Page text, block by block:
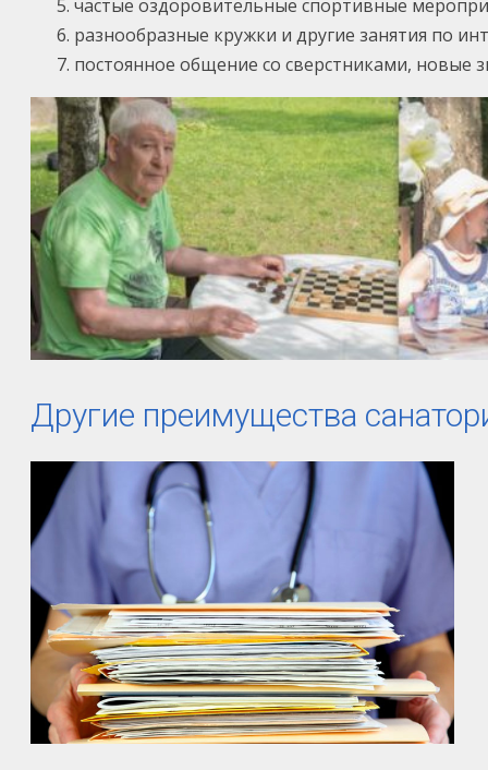
частые оздоровительные спортивные
разнообразные кружки и другие занятия по
постоянное общение со сверстниками, новые
Другие преимущества